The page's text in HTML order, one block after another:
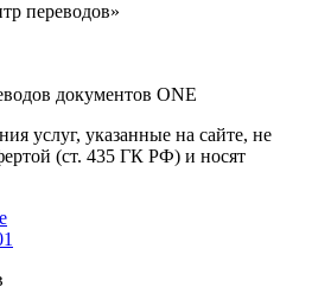
переводов»
документов ONE
услуг, указанные на сайте, не
(ст. 435 ГК РФ) и носят